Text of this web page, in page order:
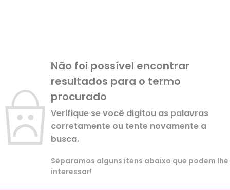
Não foi possível encontrar
resultados para o termo
procurado
Verifique se você digitou as palavras
corretamente ou tente novamente a
busca.
Separamos alguns itens abaixo que podem lhe
interessar!